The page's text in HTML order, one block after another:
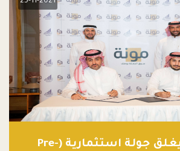
تطبيق مونة يغلق جولة استثمارية (Pre-